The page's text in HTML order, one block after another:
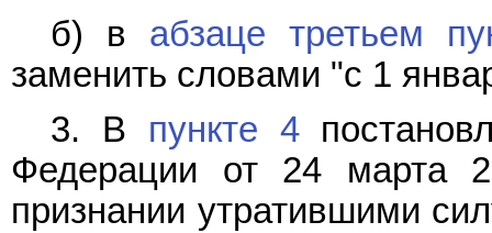
б) в абзаце третьем
заменить словами "с 1
3. В пункте 4
Федерации от 24 марта
признании утратившими